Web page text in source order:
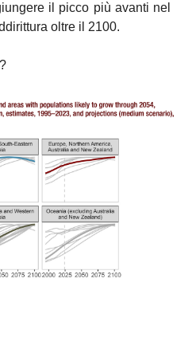
il picco più avanti nel
oltre il 2100.